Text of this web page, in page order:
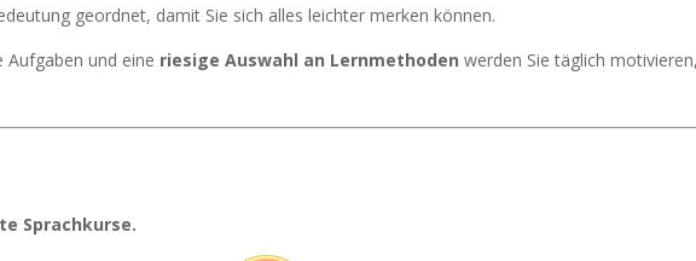
geordnet, damit Sie sich alles leichter merken können.
Aufgaben und eine riesige Auswahl an Lernmethoden werden Sie täglich
Sprachkurse.